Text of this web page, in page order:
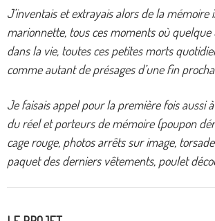
J’inventais et extrayais alors de la mémoire
marionnette, tous ces moments où quelque
dans la vie, toutes ces petites morts
comme autant de présages d’une fin
Je faisais appel pour la première fois aussi
du réel et porteurs de mémoire (poupon
cage rouge, photos arrêts sur image,
paquet des derniers vêtements, poulet